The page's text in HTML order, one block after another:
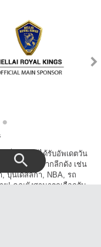
าเพื่อให้คุณได้รับอัพเดตวัน
าวน่าสนใจจากลีกดัง เช่น
บุนเดสลีก้า, NBA, รถ
ย! คุณยังสามารถเลือกรับ